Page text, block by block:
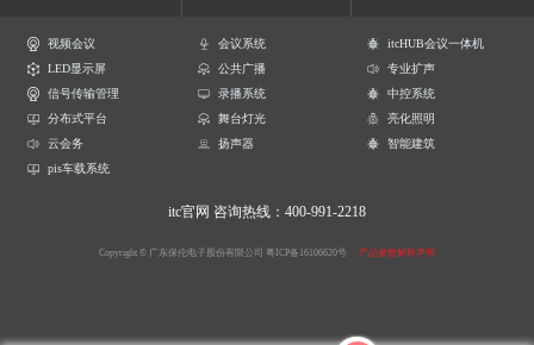
视频会议 会议系统
itcHUB会议一体机
LED显示屏
公共广播
专业扩声
信号传输管理
录播系统
中控系统
分布式平台
舞台灯光
亮化照明
云会务
扬声器
智能建筑
pis车载系统
itc官网 咨询热线：400-991-2218
Copyright © 广东保伦电子股份有限公司 粤ICP备16106620号 产品参数解释声明